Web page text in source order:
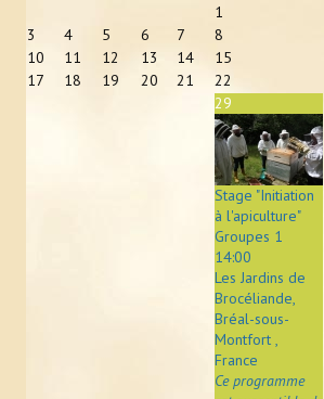
Inscriptions
Calendrier et descriptif des stages
Assurance et déclaration de sinistre
1
3
4 5 6 7 8
10
11 12 13 14 15
17
18 19 20 21 22
29
Stage "Initiation
à l'apiculture"
Groupes 1
14:00
Les Jardins de
Brocéliande,
Bréal-sous-
Montfort ,
France
Ce programme